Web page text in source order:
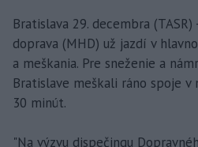
Bratislava 29. decembra
doprava (MHD) už jazdí v
a meškania. Pre sneženie a
Bratislave meškali ráno spoje
30 minút.
"Na výzvu dispečingu